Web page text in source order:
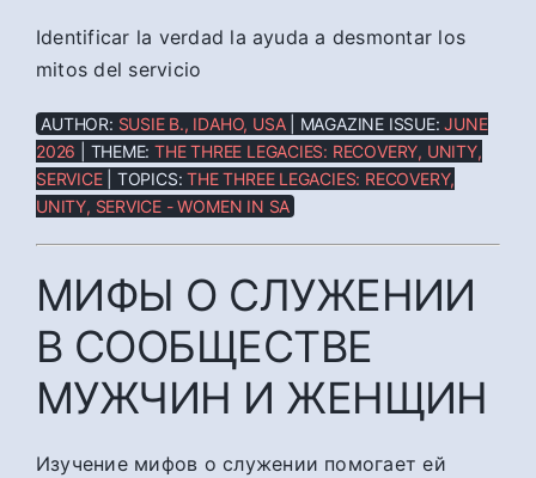
Identificar la verdad la ayuda a desmontar los
mitos del servicio
AUTHOR: SUSIE B., IDAHO, USA| MAGAZINE ISSUE:JUNE
2026 | THEME:THE THREE LEGACIES: RECOVERY, UNITY,
SERVICE| TOPICS:THE THREE LEGACIES: RECOVERY,
UNITY, SERVICE - WOMEN IN SA
МИФЫ О СЛУЖЕНИИ
В СООБЩЕСТВЕ
МУЖЧИН И ЖЕНЩИН
Изучение мифов о служении помогает ей